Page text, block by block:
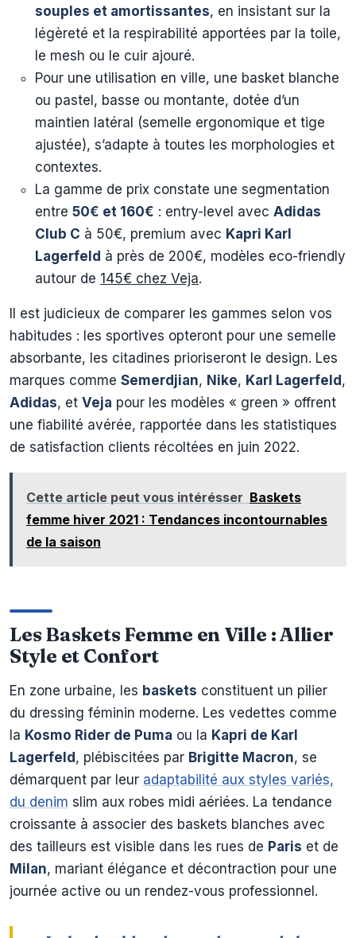
souples et amortissantes, en insistant sur la
légèreté et la respirabilité apportées par la toile,
le mesh ou le cuir ajouré.
Pour une utilisation en ville, une basket blanche
ou pastel, basse ou montante, dotée d’un
maintien latéral (semelle ergonomique et tige
ajustée), s’adapte à toutes les morphologies et
contextes.
La gamme de prix constate une segmentation
entre 50€ et 160€ : entry-level avec Adidas
Club C à 50€, premium avec Kapri Karl
Lagerfeld à près de 200€, modèles eco-friendly
autour de 145€ chez Veja.
Il est judicieux de comparer les gammes selon vos
habitudes : les sportives opteront pour une semelle
absorbante, les citadines prioriseront le design. Les
marques comme Semerdjian, Nike, Karl Lagerfeld ,
Adidas, et Veja pour les modèles « green » offrent
une fiabilité avérée, rapportée dans les statistiques
de satisfaction clients récoltées en juin 2022.
Cette article peut vous intérésser Baskets
femme hiver 2021 : Tendances incontournables
de la saison
Les Baskets Femme en Ville : Allier
Style et Confort
En zone urbaine, les baskets constituent un pilier
du dressing féminin moderne. Les vedettes comme
la Kosmo Rider de Puma ou la Kapri de Karl
Lagerfeld , plébiscitées par Brigitte Macron, se
démarquent par leur adaptabilité aux styles variés,
du denim slim aux robes midi aériées. La tendance
croissante à associer des baskets blanches avec
des tailleurs est visible dans les rues de Paris et de
Milan, mariant élégance et décontraction pour une
journée active ou un rendez-vous professionnel.